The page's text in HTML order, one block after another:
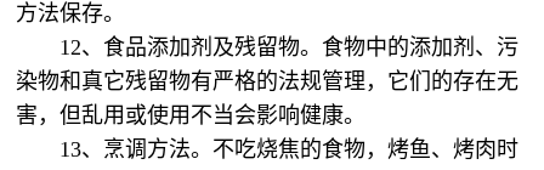
方法保存。
12、食品添加剂及残留物。食物中的添加剂、污
染物和真它残留物有严格的法规管理，它们的存在无
害，但乱用或使用不当会影响健康。
13、烹调方法。不吃烧焦的食物，烤鱼、烤肉时